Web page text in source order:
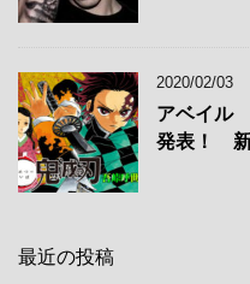
2020/02/03
アベイル
発表！ 新
最近の投稿